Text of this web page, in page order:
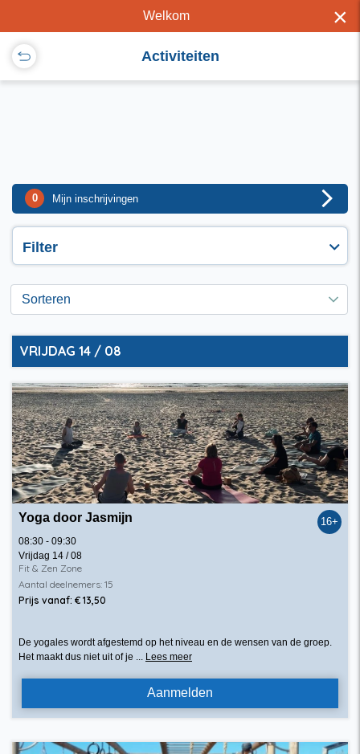
Welkom ×
Activiteiten
0 Mijn inschrijvingen
Filter
4+
16+ 18+
6+
Categorie
Einddatum
VRIJDAG 14 / 08
Yoga door Jasmijn
08:30 - 09:30
Vrijdag 14 / 08
Fit & Zen Zone
Aantal deelnemers: 15
Prijs vanaf: € 13,50
16+
De yogales wordt afgestemd op het niveau en de wensen van de groep.
Het maakt dus niet uit of je ... Lees meer
Aanmelden